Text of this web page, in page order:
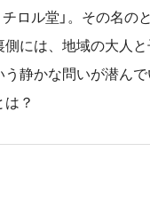
ロル堂」。その名
には、地域の大人
静かな問いが潜ん
？